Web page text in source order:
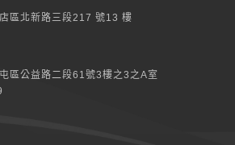
區北新路三段217 號13 樓
區公益路二段61號3樓之3之A室